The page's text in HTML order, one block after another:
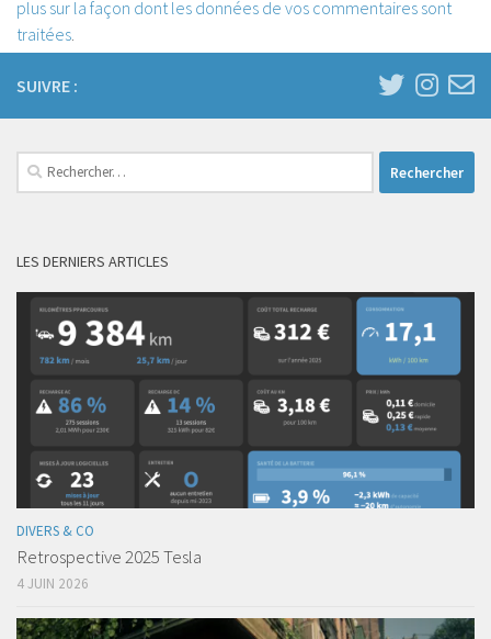
plus sur la façon dont les données de vos commentaires sont
traitées.
SUIVRE :
Rechercher :
LES DERNIERS ARTICLES
DIVERS & CO
Retrospective 2025 Tesla
4 JUIN 2026